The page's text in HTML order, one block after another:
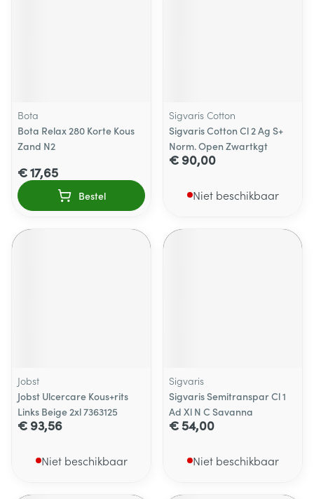
Bota
Bota Relax 280 Korte Kous
Zand N2
€ 17,65
Bestel
Sigvaris Cotton
Sigvaris Cotton Cl 2 Ag S+
Norm. Open Zwartkgt
€ 90,00
Niet beschikbaar
Jobst
Jobst Ulcercare Kous+rits
Links Beige 2xl 7363125
€ 93,56
Niet beschikbaar
Sigvaris
Sigvaris Semitranspar Cl 1
Ad Xl N C Savanna
€ 54,00
Niet beschikbaar